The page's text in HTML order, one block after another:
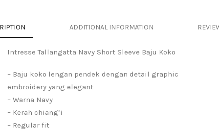
ADDITIONAL INFORMATION
Intresse Tallangatta Navy Short Sleeve Baju Koko
– Baju koko lengan pendek dengan detail graphic
embroidery yang elegant
– Warna Navy
– Kerah chiang’i
– Regular fit